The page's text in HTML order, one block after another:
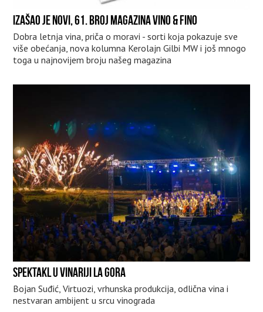
IZAŠAO JE NOVI, 61. BROJ MAGAZINA VINO & FINO
Dobra letnja vina, priča o moravi - sorti koja pokazuje sve
više obećanja, nova kolumna Kerolajn Gilbi MW i još mnogo
toga u najnovijem broju našeg magazina
SPEKTAKL U VINARIJI LA GORA
Bojan Suđić, Virtuozi, vrhunska produkcija, odlična vina i
nestvaran ambijent u srcu vinograda